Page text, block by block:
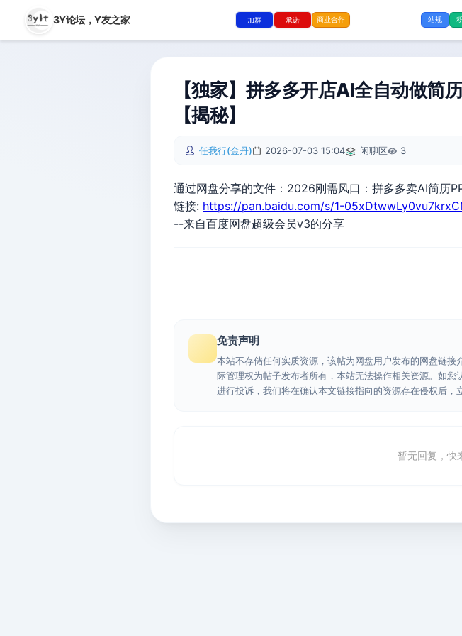
3Y论坛，Y友之家 加群 承诺 商业合作 站规
【独家】拼多多开店AI全自动做
【揭秘】
任我行(金丹) 2026-07-03 15:04 闲聊区 3
通过网盘分享的文件：2026刚需风口：拼多多卖AI简历
链接: https://pan.baidu.com/s/1-
--来自百度网盘超级会员v3的分享
免责声明
本站不存储任何实质资源，该帖为网盘用户发布的网盘链
际管理权为帖子发布者所有，本站无法操作相关资源。如
进行投诉，我们将在确认本文链接指向的资源存在侵权后，
暂无回复，快